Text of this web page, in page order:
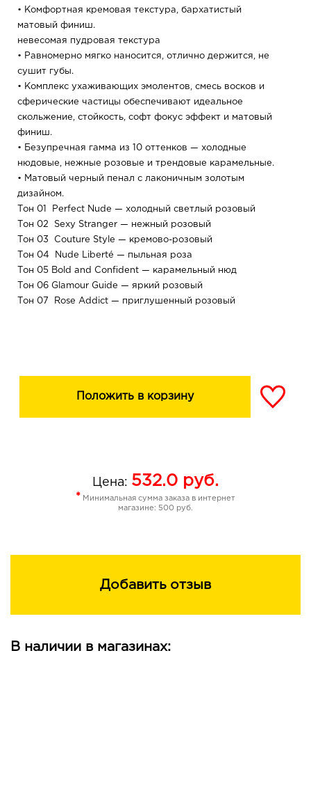
• Комфортная кремовая текстура, бархатистый
матовый финиш.
невесомая пудровая текстура
• Равномерно мягко наносится, отлично держится, не
сушит губы.
• Комплекс ухаживающих эмолентов, смесь восков и
сферические частицы обеспечивают идеальное
скольжение, стойкость, софт фокус эффект и матовый
финиш.
• Безупречная гамма из 10 оттенков — холодные
нюдовые, нежные розовые и трендовые карамельные.
• Матовый черный пенал с лаконичным золотым
дизайном.
Тон 01 Perfect Nude — холодный светлый розовый
Тон 02 Sexy Stranger — нежный розовый
Тон 03 Couture Style — кремово-розовый
Тон 04 Nude Liberté — пыльная роза
Тон 05 Bold and Confident — карамельный нюд
Тон 06 Glamour Guide — яркий розовый
Тон 07 Rose Addict — приглушенный розовый
Положить в корзину
Цена: 532.0 руб.
* Минимальная сумма заказа в интернет
магазине: 500 руб.
Добавить отзыв
В наличии в магазинах: